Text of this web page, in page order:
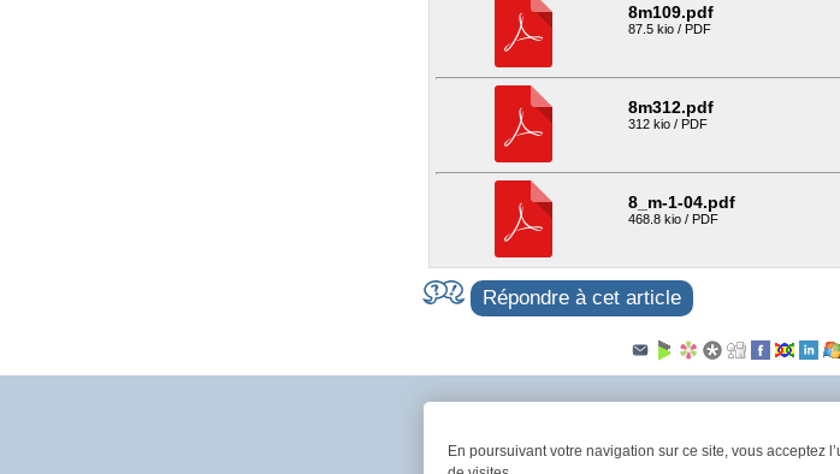
En poursuivant votre navigation sur ce site, vous acceptez
8m109.pdf
87.5 kio / PDF
8m312.pdf
312 kio / PDF
8_m-1-04.pdf
468.8 kio / PDF
Répondre à cet article
-2026 © cabinet rpv conseil -